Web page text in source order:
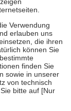
Gesundheit zu
unterstützen,
18. Lebensjahr
die von der